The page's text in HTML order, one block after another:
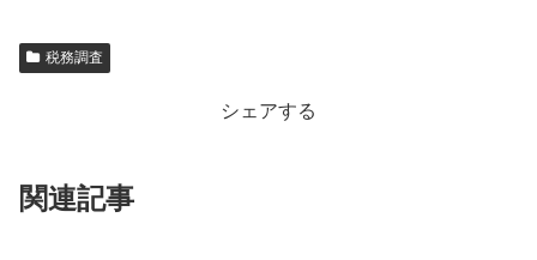
税務調査
シェアする
関連記事